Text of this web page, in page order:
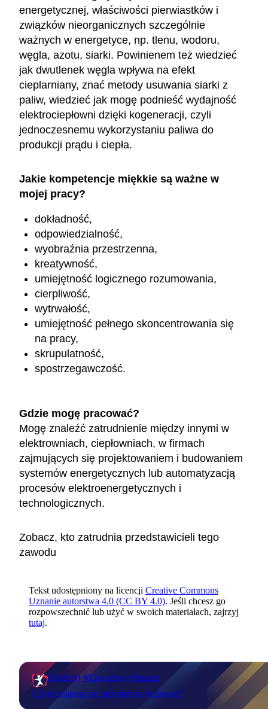
energetycznej, właściwości pierwiastków i
związków nieorganicznych szczególnie
ważnych w energetyce, np. tlenu, wodoru,
węgla, azotu, siarki. Powinienem też wiedzieć
jak dwutlenek węgla wpływa na efekt
cieplarniany, znać metody usuwania siarki z
paliw, wiedzieć jak mogę podnieść wydajność
elektrociepłowni dzięki kogeneracji, czyli
jednoczesnemu wykorzystaniu paliwa do
produkcji prądu i ciepła.
Jakie kompetencje miękkie są ważne w
mojej pracy?
dokładność,
odpowiedzialność,
wyobraźnia przestrzenna,
kreatywność,
umiejętność logicznego rozumowania,
cierpliwość,
wytrwałość,
umiejętność pełnego skoncentrowania się
na pracy,
skrupulatność,
spostrzegawczość.
Gdzie mogę pracować?
Mogę znaleźć zatrudnienie między innymi w
elektrowniach, ciepłowniach, w firmach
zajmujących się projektowaniem i budowaniem
systemów energetycznych lub automatyzacją
procesów elektroenergetycznych i
technologicznych.
Zobacz, kto zatrudnia przedstawicieli tego
zawodu
Tekst udostępniony na licencji Creative Commons
Uznanie autorstwa 4.0 (CC BY 4.0). Jeśli chcesz go
rozpowszechnić lub użyć w swoich materiałach, zajrzyj
tutaj.
Obejrzyj #ZawodowyStream:
Czym zajmuje się inżynier na budowie?